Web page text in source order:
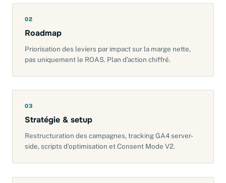
02
Roadmap
Priorisation des leviers par impact sur la marge nette,
pas uniquement le ROAS. Plan d’action chiffré.
03
Stratégie & setup
Restructuration des campagnes, tracking GA4 server-
side, scripts d’optimisation et Consent Mode V2.